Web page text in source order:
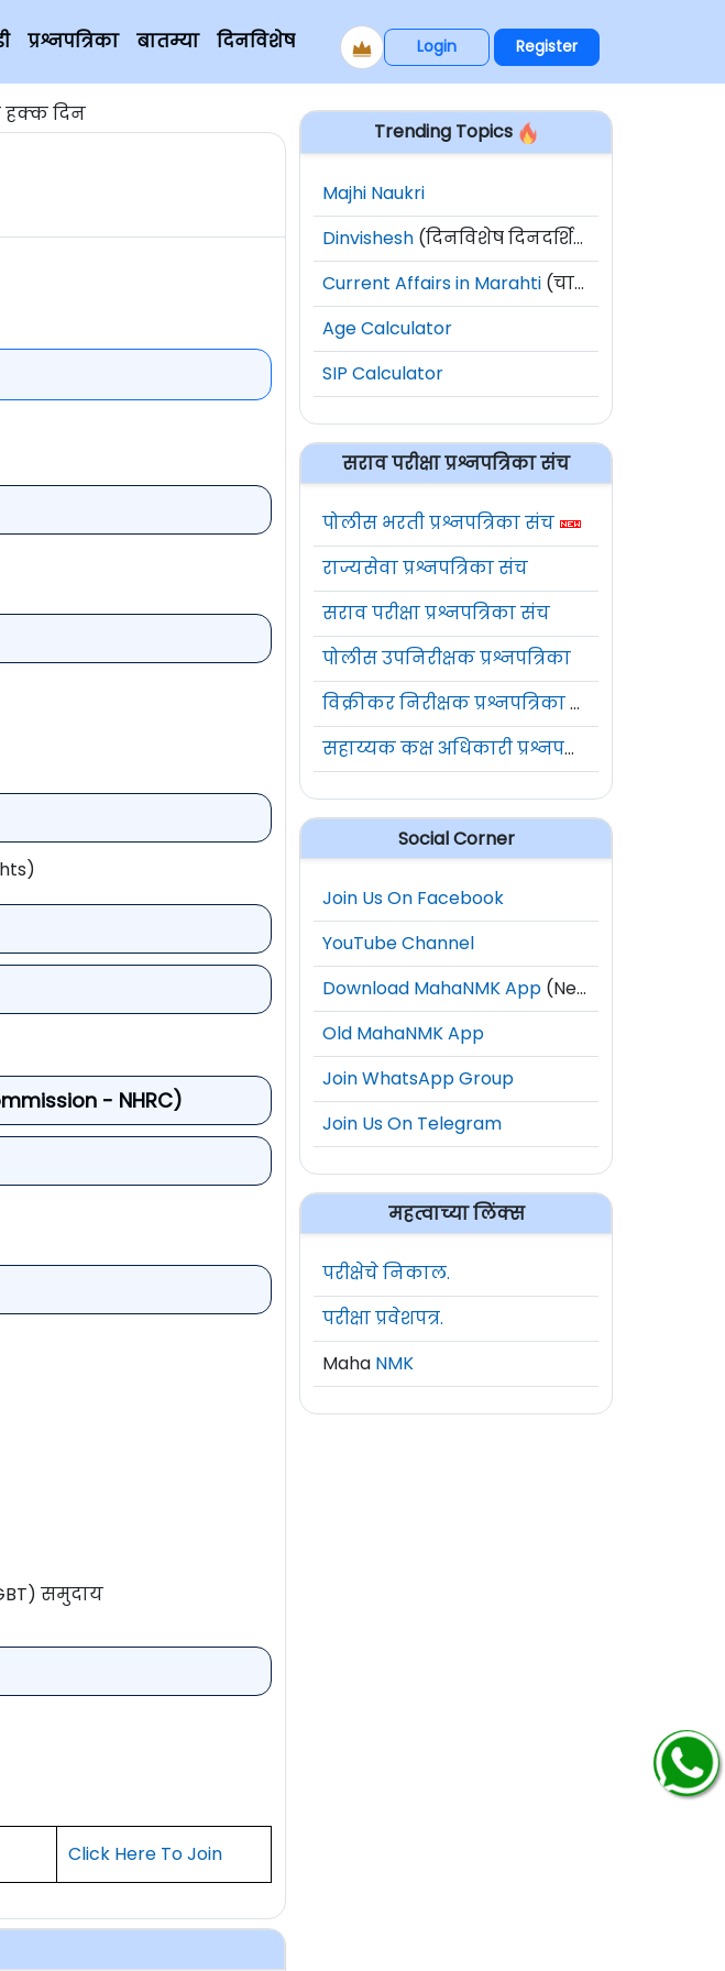
प्रश्नपत्रिका बातम्या दिनविशेष Login Register
हक्क दिन
- NHRC)
समुदाय
Click Here To Join
Trending Topics
Majhi Naukri
Dinvishesh (दिनविशेष दिनदर्शिका)
Current Affairs in Marahti (चालू घडामोडी)
Age Calculator
SIP Calculator
सराव परीक्षा प्रश्नपत्रिका संच
पोलीस भरती प्रश्नपत्रिका संच
राज्यसेवा प्रश्नपत्रिका संच
सराव परीक्षा प्रश्नपत्रिका संच
पोलीस उपनिरीक्षक प्रश्नपत्रिका
विक्रीकर निरीक्षक प्रश्नपत्रिका संच
सहाय्यक कक्ष अधिकारी प्रश्नपत्रिका संच
Social Corner
Join Us On Facebook
YouTube Channel
Download MahaNMK App (New)
Old MahaNMK App
Join WhatsApp Group
Join Us On Telegram
महत्वाच्या लिंक्स
परीक्षेचे निकाल.
परीक्षा प्रवेशपत्र.
Maha NMK